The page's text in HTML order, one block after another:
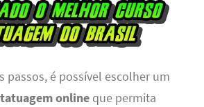
passos, é possível escolher um
onlineque permita